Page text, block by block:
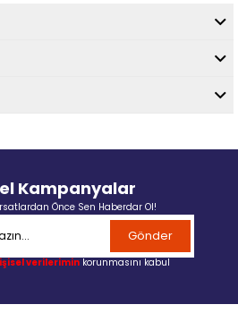
Kampanyalar
Önce Sen Haberdar Ol!
Gönder
verilerimin korunmasını kabul